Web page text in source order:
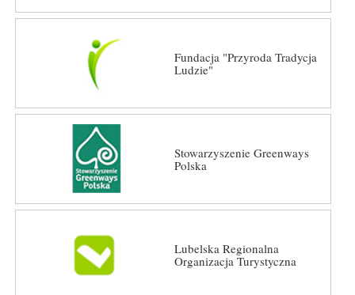
Fundacja "Przyroda Tradycja
Ludzie"
Stowarzyszenie Greenways
Polska
Lubelska Regionalna
Organizacja Turystyczna